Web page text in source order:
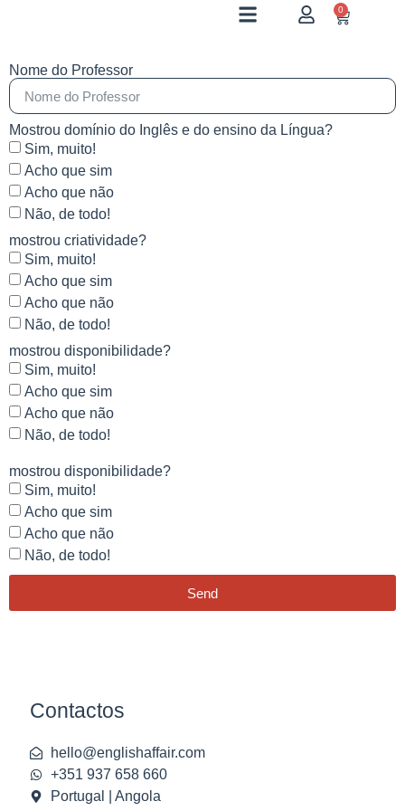
0
Nome do Professor
Mostrou domínio do Inglês e do ensino da Língua?
Sim, muito!
Acho que sim
Acho que não
Não, de todo!
mostrou criatividade?
Sim, muito!
Acho que sim
Acho que não
Não, de todo!
mostrou disponibilidade?
Sim, muito!
Acho que sim
Acho que não
Não, de todo!
mostrou disponibilidade?
Sim, muito!
Acho que sim
Acho que não
Não, de todo!
Send
Contactos
hello@englishaffair.com
+351 937 658 660
Portugal | Angola